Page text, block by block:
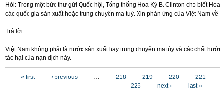
Hỏi: Trong một bức thư gửi Quốc hội, Tổng thống Hoa Kỳ B. Clinton cho biết
các quốc gia sản xuất hoặc trung chuyển ma tuý. Xin phản ứng của Việt Nam về
Trả lời:
Việt Nam không phải là nước sản xuất hay trung chuyển ma túy và các chất
tác hại của nạn dịch này.
« first ‹ previous … 218 219 220
221
226
next › last »